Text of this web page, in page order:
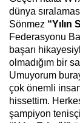
dünya
Sönmez “Yılın
Federasyonu
başarı
olmadığım bir
Umuyorum
çok önemli
hissettim.
şampiyon